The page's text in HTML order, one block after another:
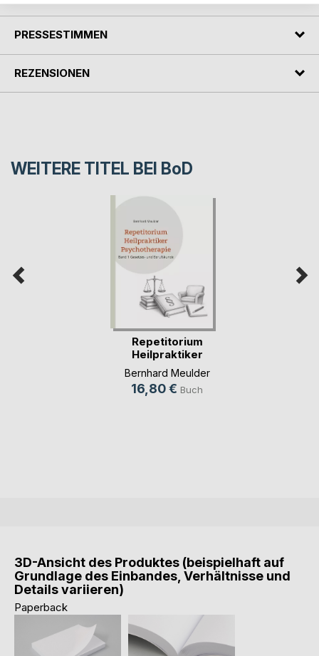
PRESSESTIMMEN
REZENSIONEN
WEITERE TITEL BEI BoD
Repetitorium
Heilpraktiker
Psychot(...)
Bernhard Meulder
16,80 € Buch
3D-Ansicht des Produktes (beispielhaft auf
Grundlage des Einbandes, Verhältnisse und
Details variieren)
Paperback